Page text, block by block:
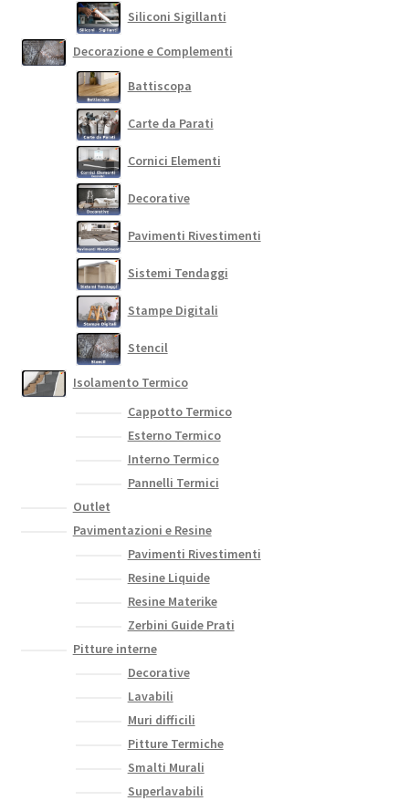
Siliconi Sigillanti
Decorazione e Complementi
Battiscopa
Carte da Parati
Cornici Elementi
Decorative
Pavimenti Rivestimenti
Sistemi Tendaggi
Stampe Digitali
Stencil
Isolamento Termico
Cappotto Termico
Esterno Termico
Interno Termico
Pannelli Termici
Outlet
Pavimentazioni e Resine
Pavimenti Rivestimenti
Resine Liquide
Resine Materike
Zerbini Guide Prati
Pitture interne
Decorative
Lavabili
Muri difficili
Pitture Termiche
Smalti Murali
Superlavabili